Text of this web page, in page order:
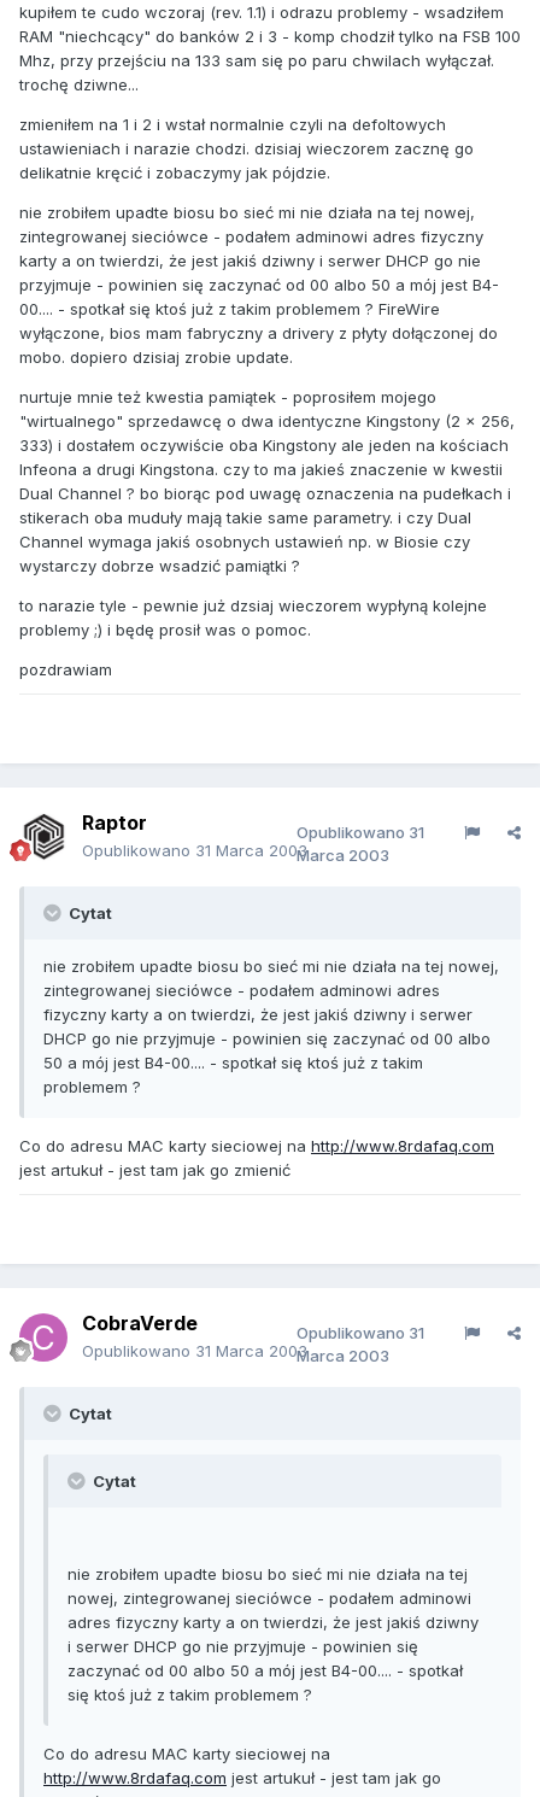
kupiłem te cudo wczoraj (rev. 1.1) i odrazu problemy - wsadziłem
RAM "niechcący" do banków 2 i 3 - komp chodził tylko na FSB 100
Mhz, przy przejściu na 133 sam się po paru chwilach wyłączał.
trochę dziwne...
zmieniłem na 1 i 2 i wstał normalnie czyli na defoltowych
ustawieniach i narazie chodzi. dzisiaj wieczorem zacznę go
delikatnie kręcić i zobaczymy jak pójdzie.
nie zrobiłem upadte biosu bo sieć mi nie działa na tej nowej,
zintegrowanej sieciówce - podałem adminowi adres fizyczny
karty a on twierdzi, że jest jakiś dziwny i serwer DHCP go nie
przyjmuje - powinien się zaczynać od 00 albo 50 a mój jest B4-
00.... - spotkał się ktoś już z takim problemem ? FireWire
wyłączone, bios mam fabryczny a drivery z płyty dołączonej do
mobo. dopiero dzisiaj zrobie update.
nurtuje mnie też kwestia pamiątek - poprosiłem mojego
"wirtualnego" sprzedawcę o dwa identyczne Kingstony (2 x 256,
333) i dostałem oczywiście oba Kingstony ale jeden na kościach
Infeona a drugi Kingstona. czy to ma jakieś znaczenie w kwestii
Dual Channel ? bo biorąc pod uwagę oznaczenia na pudełkach i
stikerach oba muduły mają takie same parametry. i czy Dual
Channel wymaga jakiś osobnych ustawień np. w Biosie czy
wystarczy dobrze wsadzić pamiątki ?
to narazie tyle - pewnie już dzsiaj wieczorem wypłyną kolejne
problemy ;) i będę prosił was o pomoc.
pozdrawiam
Raptor
Opublikowano 31 Marca 2003
Opublikowano 31
Marca 2003
Cytat
nie zrobiłem upadte biosu bo sieć mi nie działa na tej nowej,
zintegrowanej sieciówce - podałem adminowi adres
fizyczny karty a on twierdzi, że jest jakiś dziwny i serwer
DHCP go nie przyjmuje - powinien się zaczynać od 00 albo
50 a mój jest B4-00.... - spotkał się ktoś już z takim
problemem ?
Co do adresu MAC karty sieciowej na http://www.8rdafaq.com
jest artukuł - jest tam jak go zmienić
CobraVerde
Opublikowano 31 Marca 2003
Opublikowano 31
Marca 2003
Cytat
Cytat
nie zrobiłem upadte biosu bo sieć mi nie działa na tej
nowej, zintegrowanej sieciówce - podałem adminowi
adres fizyczny karty a on twierdzi, że jest jakiś dziwny
i serwer DHCP go nie przyjmuje - powinien się
zaczynać od 00 albo 50 a mój jest B4-00.... - spotkał
się ktoś już z takim problemem ?
Co do adresu MAC karty sieciowej na
http://www.8rdafaq.com jest artukuł - jest tam jak go